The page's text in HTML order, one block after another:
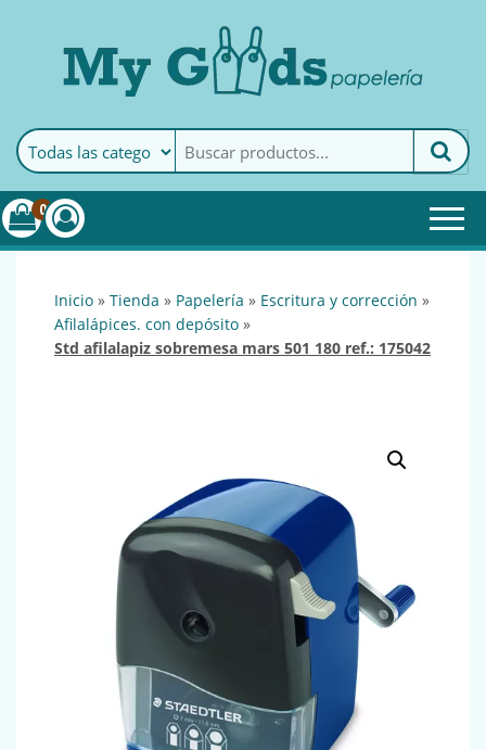
MyGoods · PapeleríaMy Goods es tu papelería
online de confianza. Podrás
encontrar todo lo necesario
0
inicio » tienda » papelería » escritura y corrección »
afilalápices. con depósito »
std afilalapiz sobremesa mars 501 180 ref.: 175042